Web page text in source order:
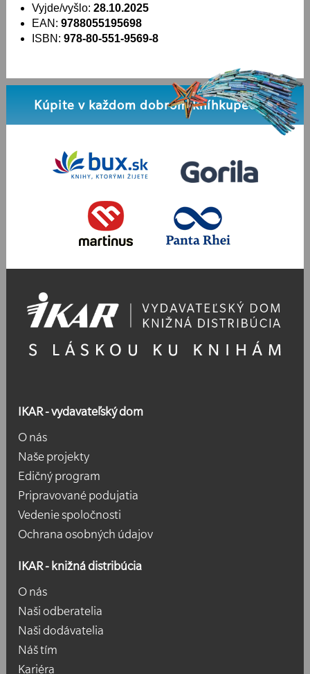
Vyjde/vyšlo: 28.10.2025
EAN: 9788055195698
ISBN: 978-80-551-9569-8
Kúpite v každom dobrom kníhkupectve
IKAR - vydavateľský dom
O nás
Naše projekty
Edičný program
Pripravované podujatia
Vedenie spoločnosti
Ochrana osobných údajov
IKAR - knižná distribúcia
O nás
Naši odberatelia
Naši dodávatelia
Náš tím
Kariéra